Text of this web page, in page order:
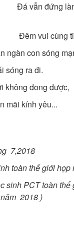
làm tròn
tinh tú
ngàn con sóng
sóng ra đi.
không đong được,
mãi kính yêu...
7,2018
toàn thế giới họp
PCT toàn thế
2018 )